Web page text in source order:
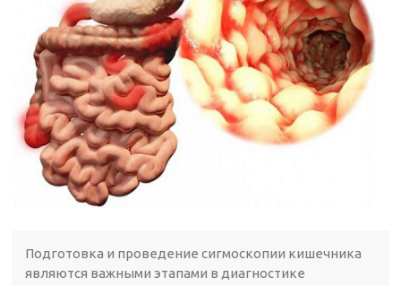
Подготовка и проведение сигмоскопии кишечника
являются важными этапами в диагностике